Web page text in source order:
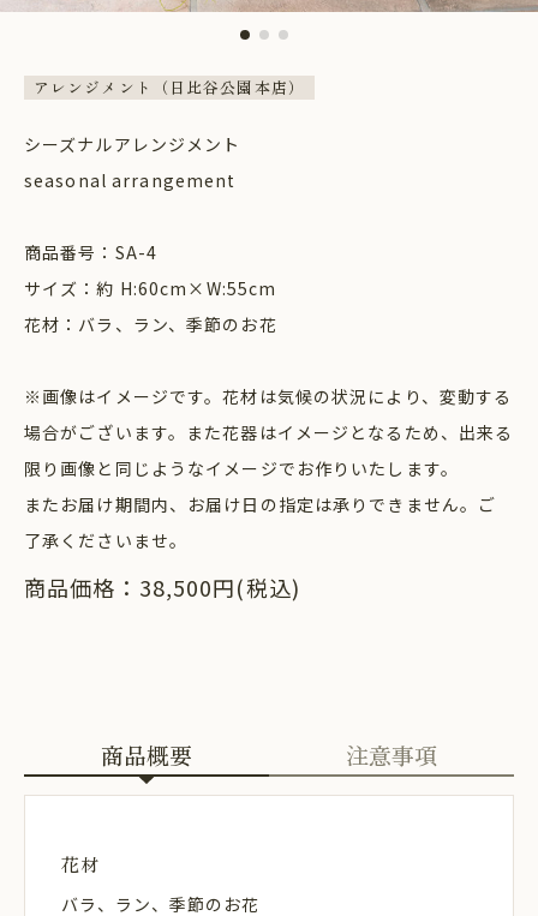
アレンジメント（日比谷公園本店）
シーズナルアレンジメント
seasonal arrangement
商品番号：SA-4
サイズ：約 H:60cm×W:55cm
花材：バラ、ラン、季節のお花
※画像はイメージです。花材は気候の状況により、変動する
場合がございます。また花器はイメージとなるため、出来る
限り画像と同じようなイメージでお作りいたします。
またお届け期間内、お届け日の指定は承りできません。ご
了承くださいませ。
商品価格：38,500円(税込)
商品概要 注意事項
花材
バラ、ラン、季節のお花